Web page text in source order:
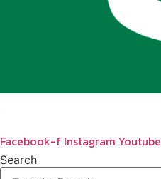
Facebook-f Instagram Youtube
Search